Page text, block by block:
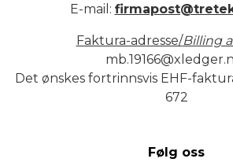
E-mail:
Faktura-adresse/Billing
Det ønskes fortrinnsvis EHF-
672
Følg oss